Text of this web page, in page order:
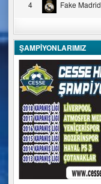
4 Fake Madrid
ŞAMPİYONLARIMIZ